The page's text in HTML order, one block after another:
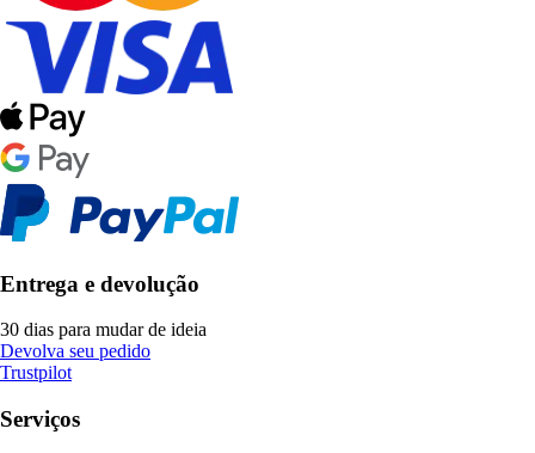
Entrega e devolução
30 dias para mudar de ideia
Devolva seu pedido
Trustpilot
Serviços